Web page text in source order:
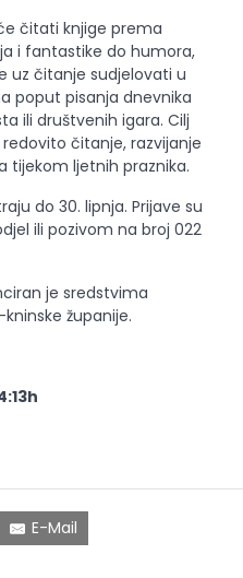
čitati knjige prema
i fantastike do humora,
uz čitanje sudjelovati u
poput pisanja dnevnika
ili društvenih igara. Cilj
čitanje, razvijanje
tijekom ljetnih praznika.
do 30. lipnja. Prijave su
ili pozivom na broj 022
je sredstvima
županije.
E-Mail